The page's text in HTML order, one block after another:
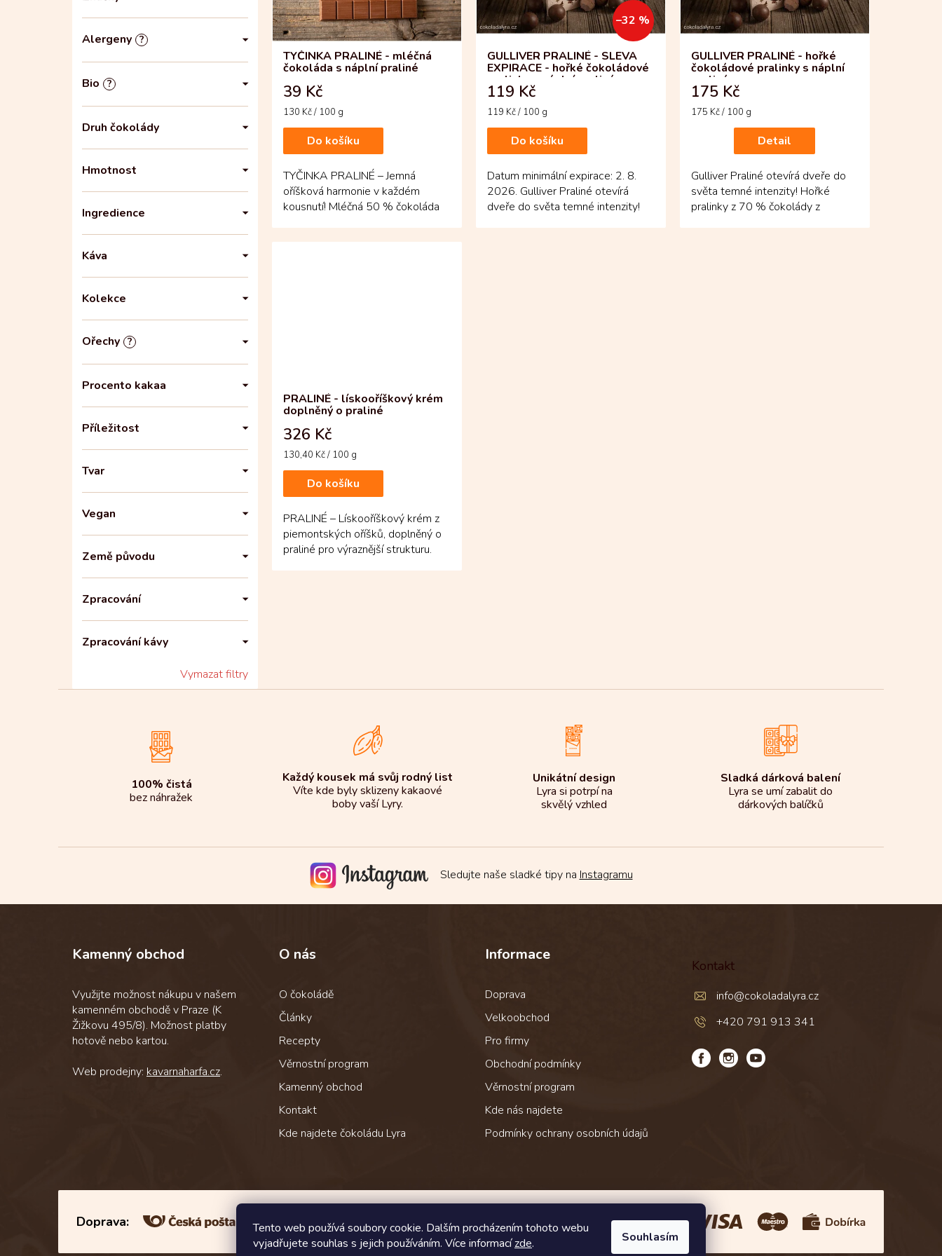
Tento web používá soubory cookie. Dalším procházením tohoto webu
vyjadřujete souhlas s jejich používáním. Více informacízde. Souhlasím
Alergeny ?
Bio ?
Druh čokolády
Hmotnost
Ingredience
Káva
Kolekce
Ořechy ?
Procento kakaa
Příležitost
Tvar
Vegan
Země původu
Zpracování
Zpracování kávy
Vymazat filtry
o
d
u
TYČINKA PRALINÉ - mléčná
čokoláda s náplní praliné
39 Kč
Měrná
130 Kč / 100 g
Do košíku
TYČINKA PRALINÉ – Jemná
oříšková harmonie v každém
kousnutí! Mléčná 50 % čokoláda
–32 %
GULLIVER PRALINÉ - SLEVA
EXPIRACE - hořké čokoládové
pralinky s náplní praliné
119 Kč
Měrná
119 Kč / 100 g
Do košíku
Datum minimální expirace: 2. 8.
2026. Gulliver Praliné otevírá
dveře do světa temné intenzity!
GULLIVER PRALINÉ - hořké
čokoládové pralinky s náplní
praliné
175 Kč
Měrná
175 Kč / 100 g
Detail
Gulliver Praliné otevírá dveře do
světa temné intenzity! Hořké
pralinky z 70 % čokolády z
PRALINÉ - lískooříškový krém
doplněný o praliné
326 Kč
Měrná
130,40 Kč / 100 g
Do košíku
PRALINÉ – Lískooříškový krém z
piemontských oříšků, doplněný o
praliné pro výraznější strukturu.
í
v
k
y
v
ý
p
i
100% čistá
bez náhražek
Každý kousek má svůj rodný list
Víte kde byly sklizeny kakaové
boby vaší Lyry.
Unikátní design
Lyra si potrpí na
skvělý vzhled
Sladká dárková balení
Lyra se umí zabalit do
dárkových balíčků
Sledujte naše sladké tipy na Instagramu
Kamenný obchod
Využijte možnost nákupu v našem
kamenném obchodě v Praze (K
Žižkovu 495/8). Možnost platby
hotově nebo kartou.
Web prodejny: kavarnaharfa.cz.
O nás
O čokoládě
Články
Recepty
Věrnostní program
Kamenný obchod
Kontakt
Kde najdete čokoládu Lyra
Informace
Doprava
Velkoobchod
Pro firmy
Obchodní podmínky
Věrnostní program
Kde nás najdete
Podmínky ochrany osobních údajů
Kontakt
info@cokoladalyra.cz
+420 791 913 341
Doprava: Jak čokoládu přepravujeme Platba: